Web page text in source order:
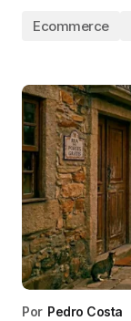
Ecommerce
Por Pedro Costa